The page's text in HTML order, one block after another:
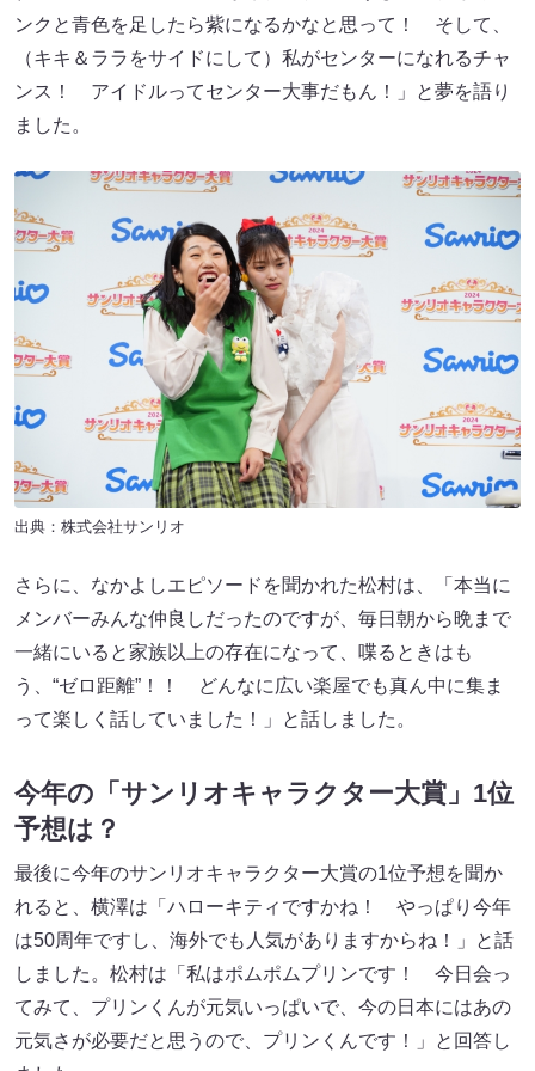
ンクと青色を足したら紫になるかなと思って！ そして、
（キキ＆ララをサイドにして）私がセンターになれるチャ
ンス！ アイドルってセンター大事だもん！」と夢を語り
ました。
出典：株式会社サンリオ
さらに、なかよしエピソードを聞かれた松村は、「本当に
メンバーみんな仲良しだったのですが、毎日朝から晩まで
一緒にいると家族以上の存在になって、喋るときはも
う、“ゼロ距離”！！ どんなに広い楽屋でも真ん中に集ま
って楽しく話していました！」と話しました。
今年の「サンリオキャラクター大賞」1位
予想は？
最後に今年のサンリオキャラクター大賞の1位予想を聞か
れると、横澤は「ハローキティですかね！ やっぱり今年
は50周年ですし、海外でも人気がありますからね！」と話
しました。松村は「私はポムポムプリンです！ 今日会っ
てみて、プリンくんが元気いっぱいで、今の日本にはあの
元気さが必要だと思うので、プリンくんです！」と回答し